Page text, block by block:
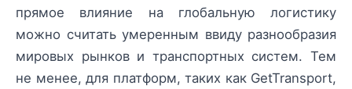
прямое влияние на глобальную логистику
можно считать умеренным ввиду разнообразия
мировых рынков и транспортных систем. Тем
не менее, для платформ, таких как GetTransport,